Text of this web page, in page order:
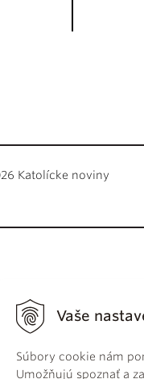
Vaše
Súbory cookie nám
Umožňujú spoznať a
Katolícke noviny
pápežov
vatikánskych
vatikánsky koncil
KBS